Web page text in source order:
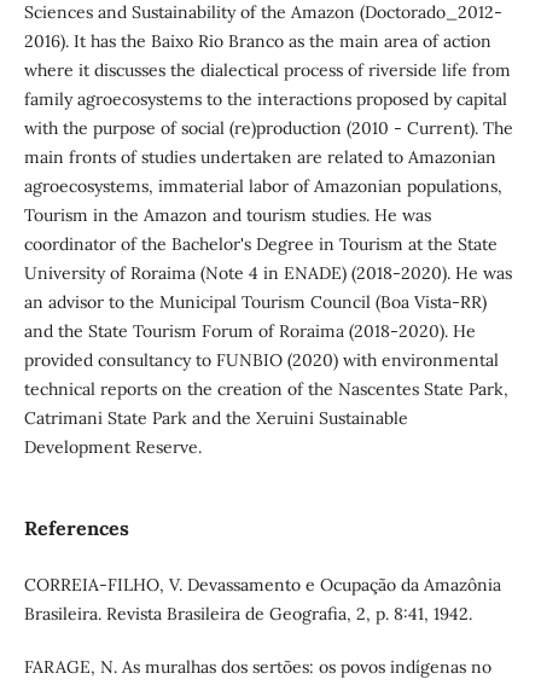
Sciences and Sustainability of the Amazon (Doctorado_2012-
2016). It has the Baixo Rio Branco as the main area of ​​action
where it discusses the dialectical process of riverside life from
family agroecosystems to the interactions proposed by capital
with the purpose of social (re)production (2010 - Current). The
main fronts of studies undertaken are related to Amazonian
agroecosystems, immaterial labor of Amazonian populations,
Tourism in the Amazon and tourism studies. He was
coordinator of the Bachelor's Degree in Tourism at the State
University of Roraima (Note 4 in ENADE) (2018-2020). He was
an advisor to the Municipal Tourism Council (Boa Vista-RR)
and the State Tourism Forum of Roraima (2018-2020). He
provided consultancy to FUNBIO (2020) with environmental
technical reports on the creation of the Nascentes State Park,
Catrimani State Park and the Xeruini Sustainable
Development Reserve.
References
CORREIA-FILHO, V. Devassamento e Ocupação da Amazônia
Brasileira. Revista Brasileira de Geografia, 2, p. 8:41, 1942.
FARAGE, N. As muralhas dos sertões: os povos indígenas no